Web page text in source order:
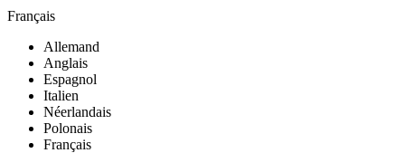
Français
Allemand
Anglais
Espagnol
Italien
Néerlandais
Polonais
Français